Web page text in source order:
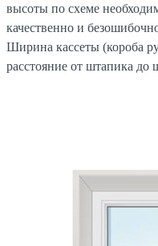
высоты по схеме
качественно и
Ширина кассеты (короба
расстояние от штапика до